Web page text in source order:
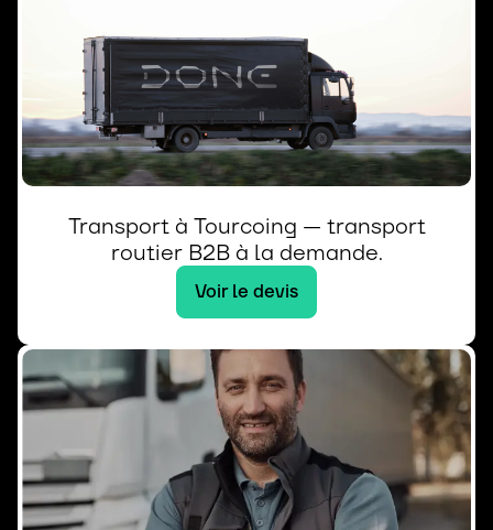
Transport à Tourcoing — transport
routier B2B à la demande.
Voir le devis